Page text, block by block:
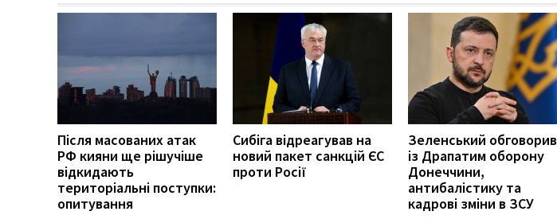
Після масованих атак
РФ кияни ще рішучіше
відкидають
територіальні поступки:
опитування
Сибіга відреагував на
новий пакет санкцій ЄС
проти Росії
Зеленський обговорив
із Драпатим оборону
Донеччини,
антибалістику та
кадрові зміни в ЗСУ